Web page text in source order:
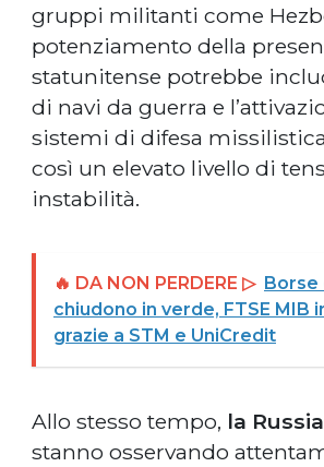
gruppi militanti come
potenziamento della
statunitense potrebbe
di navi da guerra e
sistemi di difesa
così un elevato livello di
instabilità.
🔥 DA NON PERDERE ▷ Borse
chiudono in verde, FTSE MIB
grazie a STM e UniCredit
Allo stesso tempo, la
stanno osservando